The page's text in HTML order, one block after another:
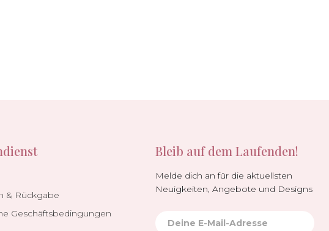
& Rückgabe
Geschäftsbedingungen
Bleib auf dem Laufenden!
Melde dich an für die aktuellsten
Neuigkeiten, Angebote und Designs